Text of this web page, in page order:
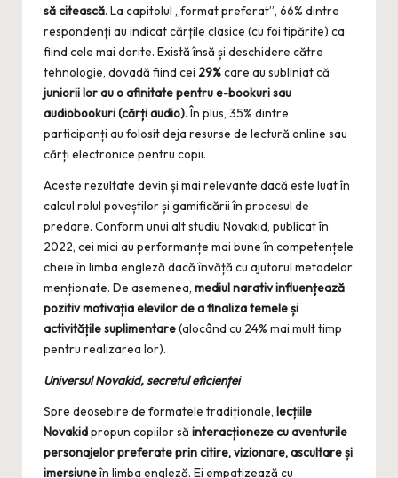
să citească. La capitolul „format preferat”, 66% dintre
respondenți au indicat cărțile clasice (cu foi tipărite) ca
fiind cele mai dorite. Există însă și deschidere către
tehnologie, dovadă fiind cei 29%care au subliniat că
juniorii lor au o afinitate pentru e-bookuri sau
audiobookuri (cărți audio). În plus, 35% dintre
participanți au folosit deja resurse de lectură online sau
cărți electronice pentru copii.
Aceste rezultate devin și mai relevante dacă este luat în
calcul rolul poveștilor și gamificării în procesul de
predare. Conform unui alt studiu Novakid, publicat în
2022, cei mici au performanțe mai bune în competențele
cheie în limba engleză dacă învăță cu ajutorul metodelor
menționate. De asemenea, mediul narativ influențează
pozitiv motivația elevilor de a finaliza temele și
activitățile suplimentare(alocând cu 24% mai mult timp
pentru realizarea lor).
Universul Novakid, secretul eficienței
Spre deosebire de formatele tradiționale, lecțiile
Novakidpropun copiilor să interacționeze cu aventurile
personajelor preferate prin citire, vizionare, ascultare și
imersiuneîn limba engleză. Ei empatizează cu